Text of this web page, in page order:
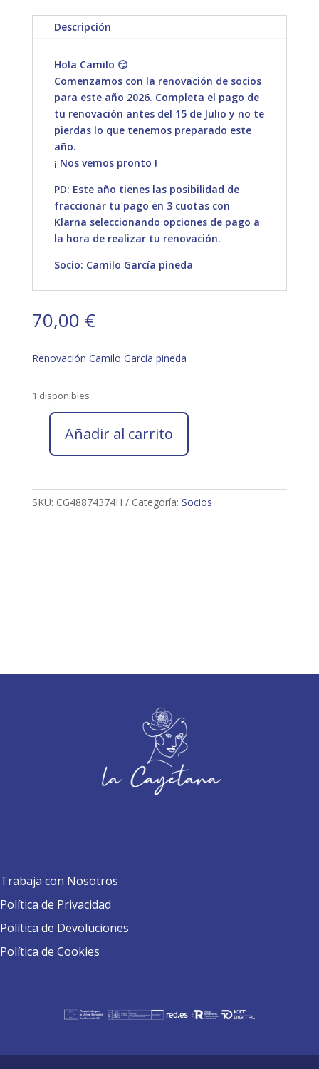
Descripción
Hola Camilo 😏
Comenzamos con la renovación de socios
para este año 2026. Completa el pago de
tu renovación antes del 15 de Julio y no te
pierdas lo que tenemos preparado este
año.
¡ Nos vemos pronto !
PD: Este año tienes las posibilidad de
fraccionar tu pago en 3 cuotas con
Klarna seleccionando opciones de pago a
la hora de realizar tu renovación.
Socio: Camilo García pineda
70,00 €
Renovación Camilo García pineda
1 disponibles
2026
García
pineda
Añadir al carrito
SKU: CG48874374H Categoría: Socios
Trabaja con Nosotros
Política de Privacidad
Política de Devoluciones
Política de Cookies